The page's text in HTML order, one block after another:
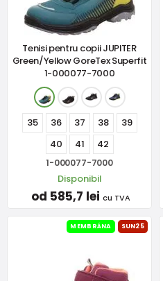
Tenisi pentru copii JUPITER
Green/Yellow GoreTex Superfit
1-000077-7000
35 36 37 38
39
40
41 42
1-000077-7000
Disponibil
od 585,7 lei cu TVA
MEMBRÁNA SUN25